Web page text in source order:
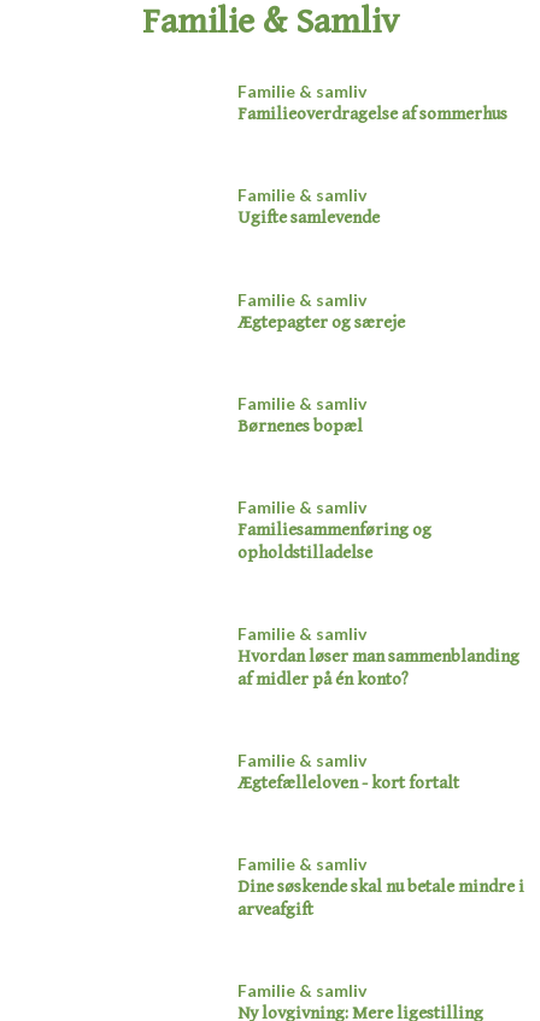
Familie & Samliv
​Familie & samliv
Familieoverdragelse af sommerhus​
Familie & samliv
Ugifte samlevende
Familie & samliv
Ægtepagter og særeje​
Familie & samliv
Børnenes bopæl​
Familie & samliv
Familiesammenføring og
opholdstilladelse​
Familie & samliv
Hvordan løser man sammenblanding
af midler på én konto​?
Familie & samliv
Ægtefælleloven - kort fortalt​
Familie & samliv
Dine søskende skal nu betale mindre i
arveafgift
Familie & samliv
Ny lovgivning: Mere ligestilling